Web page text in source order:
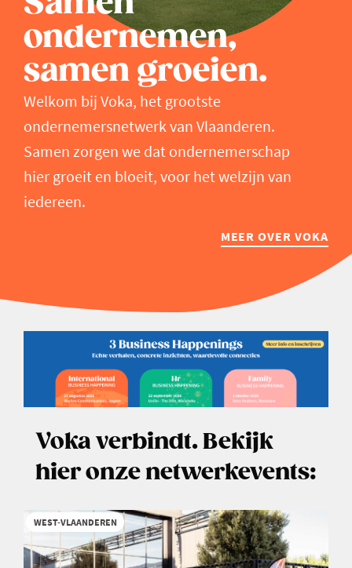
ondernemen,
samen groeien.
Welkom bij Voka, het grootste
ondernemersnetwerk van Vlaanderen.
Samen zorgen we dat ondernemerschap
hier groeit en bloeit, voor het welzijn van
iedereen.
MEER OVER VOKA
Voka verbindt. Bekijk
hier onze netwerkevents:
WEST-VLAANDEREN